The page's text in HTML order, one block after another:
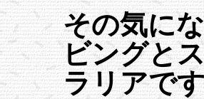
その気に
ビングと
ラリアで